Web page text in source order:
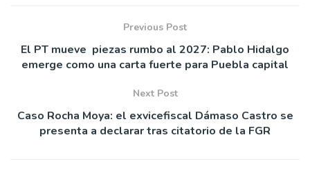
Previous Post
El PT mueve piezas rumbo al 2027: Pablo Hidalgo
emerge como una carta fuerte para Puebla capital
Next Post
Caso Rocha Moya: el exvicefiscal Dámaso Castro se
presenta a declarar tras citatorio de la FGR